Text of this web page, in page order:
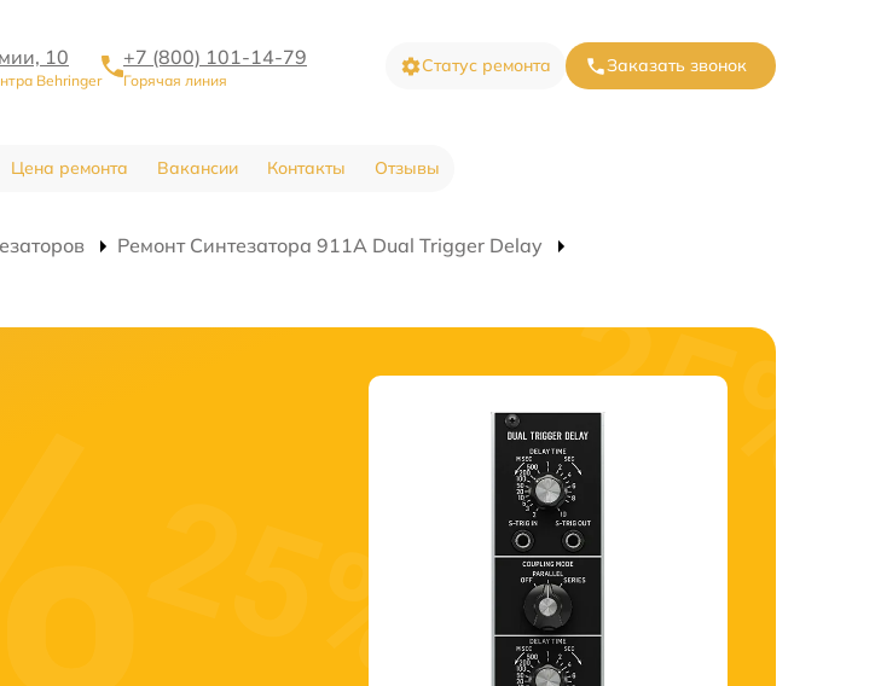
10
Behringer
+7 (800) 101-14-79
Горячая линия
Статус ремонта Заказать звонок
Цена ремонта Вакансии Контакты Отзывы
Ремонт Синтезатора 911A Dual Trigger Delay